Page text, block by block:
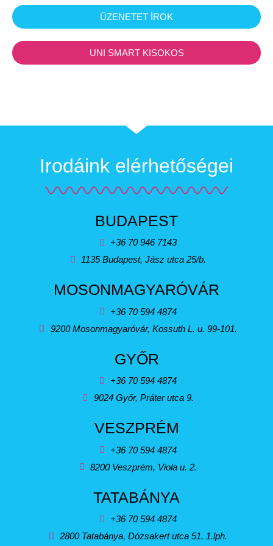
ÜZENETET ÍROK
UNI SMART KISOKOS
Irodáink elérhetőségei
BUDAPEST
+36 70 946 7143
1135 Budapest, Jász utca 25/b.
MOSONMAGYARÓVÁR
+36 70 594 4874
9200 Mosonmagyaróvár, Kossuth L. u. 99-101.
GYŐR
+36 70 594 4874
9024 Győr, Práter utca 9.
VESZPRÉM
+36 70 594 4874
8200 Veszprém, Viola u. 2.
TATABÁNYA
+36 70 594 4874
2800 Tatabánya, Dózsakert utca 51. 1.lph.